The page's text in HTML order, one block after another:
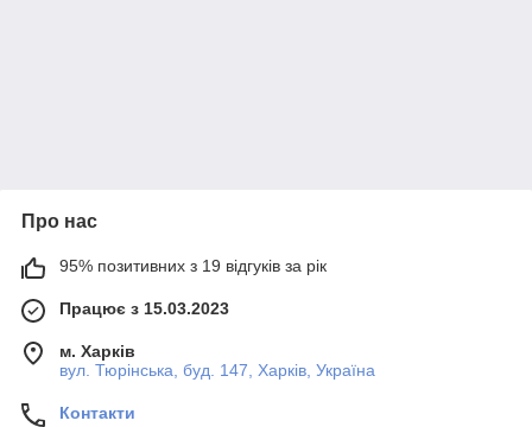
Про нас
95% позитивних з 19 відгуків за рік
Працює з 15.03.2023
м. Харків
вул. Тюрінська, буд. 147, Харків, Україна
Контакти